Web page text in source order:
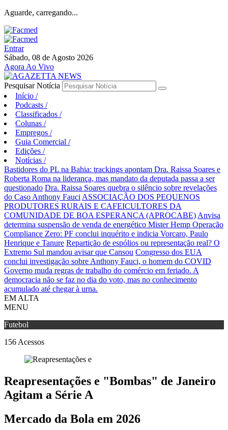
Aguarde, carregando...
Entrar
Sábado, 08 de Agosto 2026
Agora Ao Vivo
Pesquisar Notícia
Início /
Podcasts /
Classificados /
Colunas /
Empregos /
Guia Comercial /
Edições /
Notícias /
Bastidores do PL na Bahia: trackings apontam Dra. Raissa Soares e
Roberta Roma na liderança, mas mandato da deputada passa a ser
questionado Dra. Raissa Soares quebra o silêncio sobre revelações
do Caso Anthony Fauci ASSOCIAÇÃO DOS PEQUENOS
PRODUTORES RURAIS E CAFEICULTORES DA
COMUNIDADE DE BOA ESPERANÇA (APROCABE) Anvisa
determina suspensão de venda de energético Mister Hemp Operação
Compliance Zero: PF conclui inquérito e indicia Vorcaro, Paulo
Henrique e Tanure Repartição de espólios ou representação real? O
Extremo Sul mandou avisar que Cansou Congresso dos EUA
conclui investigação sobre Anthony Fauci, o homem do COVID
Governo muda regras de trabalho do comércio em feriado. A
democracia não se faz no dia do voto, mas no conhecimento
acumulado até chegar à urna.
EM ALTA
MENU
Futebol
156 Acessos
Reapresentações e "Bombas" de Janeiro
Agitam a Série A
Mercado da Bola em 2026